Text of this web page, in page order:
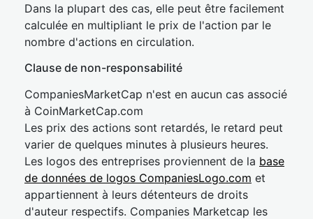
Dans la plupart des cas, elle peut être facilement
calculée en multipliant le prix de l'action par le
nombre d'actions en circulation.
Clause de non-responsabilité
CompaniesMarketCap n'est en aucun cas associé
à CoinMarketCap.com
Les prix des actions sont retardés, le retard peut
varier de quelques minutes à plusieurs heures.
Les logos des entreprises proviennent de la base
de données de logos CompaniesLogo.com et
appartiennent à leurs détenteurs de droits
d'auteur respectifs. Companies Marketcap les